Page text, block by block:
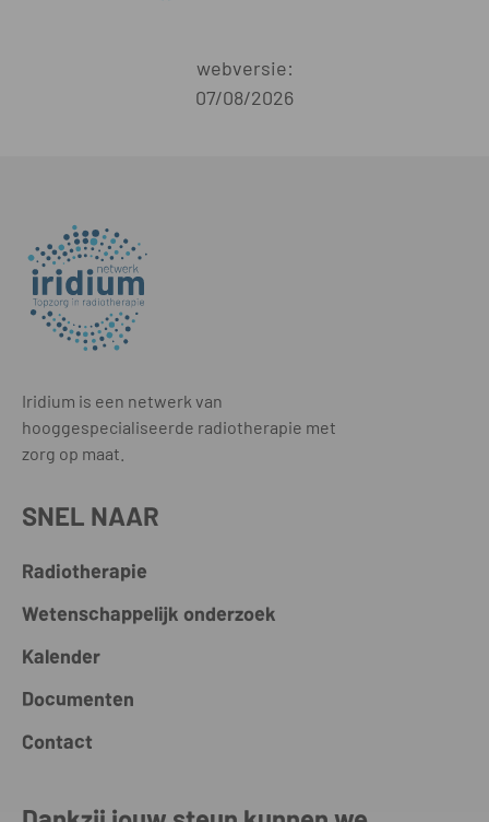
webversie:
07/08/2026
Iridium is een netwerk van
hooggespecialiseerde radiotherapie met
zorg op maat.
SNEL NAAR
Radiotherapie
Wetenschappelijk onderzoek
Kalender
Documenten
Contact